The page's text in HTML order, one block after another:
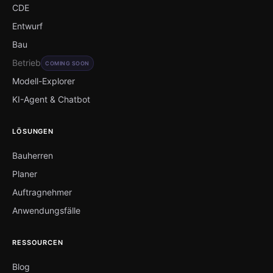
CDE
Entwurf
Bau
Betrieb
COMING SOON
Modell-Explorer
KI-Agent & Chatbot
LÖSUNGEN
Bauherren
Planer
Auftragnehmer
Anwendungsfälle
RESSOURCEN
Blog